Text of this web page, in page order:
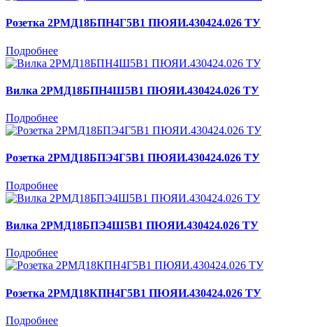
Розетка 2РМД18БПН4Г5В1 ПЮЯИ.430424.026 ТУ
Подробнее
Вилка 2РМД18БПН4Ш5В1 ПЮЯИ.430424.026 ТУ
Подробнее
Розетка 2РМД18БПЭ4Г5В1 ПЮЯИ.430424.026 ТУ
Подробнее
Вилка 2РМД18БПЭ4Ш5В1 ПЮЯИ.430424.026 ТУ
Подробнее
Розетка 2РМД18КПН4Г5В1 ПЮЯИ.430424.026 ТУ
Подробнее